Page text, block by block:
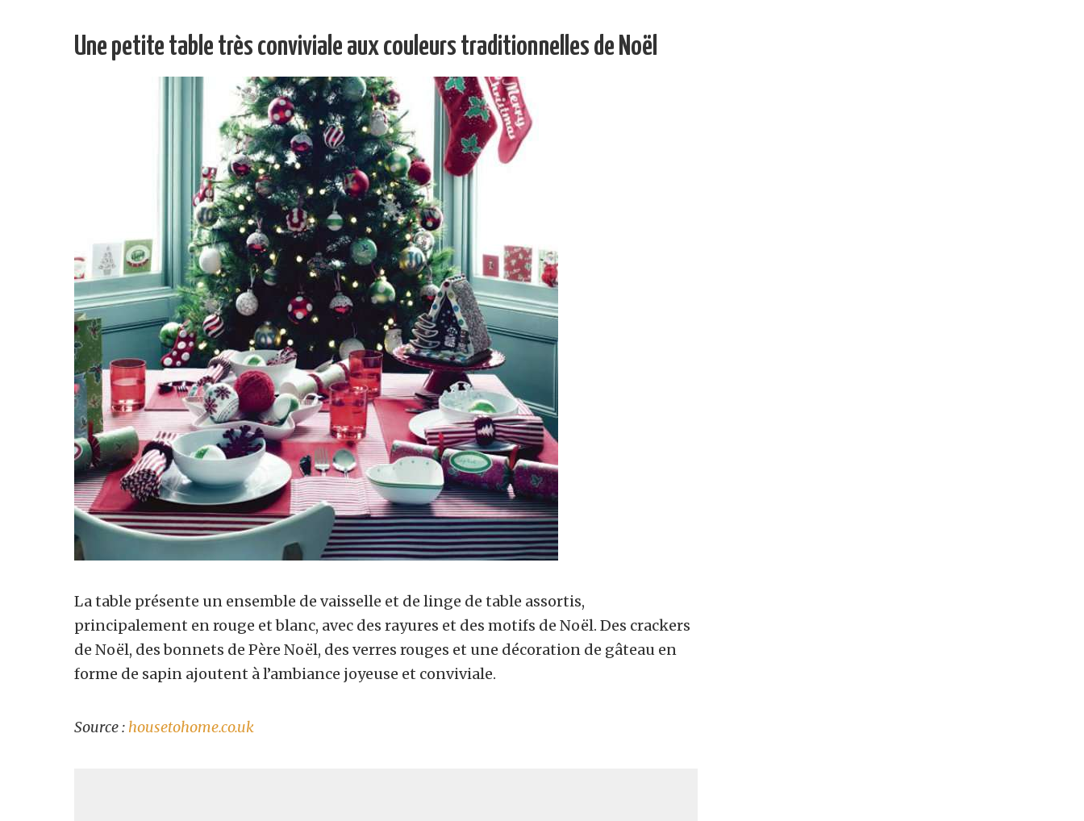
Une petite table très conviviale aux couleurs traditionnelles de Noël
La table présente un ensemble de vaisselle et de linge de table assortis,
principalement en rouge et blanc, avec des rayures et des motifs de Noël. Des crackers
de Noël, des bonnets de Père Noël, des verres rouges et une décoration de gâteau en
forme de sapin ajoutent à l’ambiance joyeuse et conviviale.
Source : housetohome.co.uk